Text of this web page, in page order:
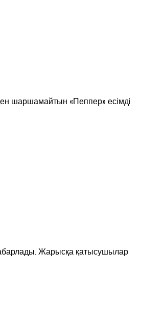
шаршамайтын «Пеппер» есімді
Жарысқа қатысушылар